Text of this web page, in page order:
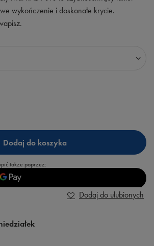
wykończenie i doskonałe krycie.
Dodaj do koszyka
także poprzez:
Dodaj do ulubionych